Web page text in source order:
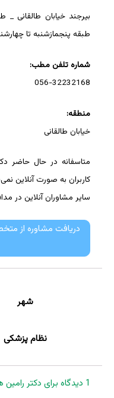
طبقه پنجمازشنبه تا
شماره تلفن مطب:
056-32232168
منطقه:
خیابان طالقانی
متاسفانه در حال حاضر
کاربران به صورت آنلاین
سایر مشاوران آنلاین در
دریافت مشاوره از
شهر
نظام پزشکی
1 دیدگاه برای دکتر رامین